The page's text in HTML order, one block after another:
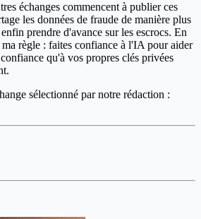
échanges commencent à publier ces
les données de fraude de manière plus
prendre d'avance sur les escrocs. En
règle : faites confiance à l'IA pour aider
qu'à vos propres clés privées
sélectionné par notre rédaction :